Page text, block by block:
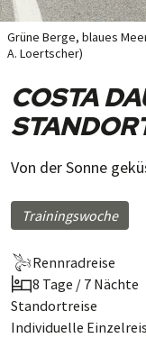
Grüne Berge, blaues
A. Loertscher)
COSTA
Von der Sonne
Trainingswoche
Rennradreise
8 Tage / 7 Nächte
Standortreise
Individuelle